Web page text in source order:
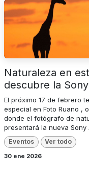
Naturaleza en
descubre la
El próximo 17 de febrero
especial en Foto Ruano ,
donde el fotógrafo de
presentará la nueva Sony
Eventos Ver todo
30 ene 2026